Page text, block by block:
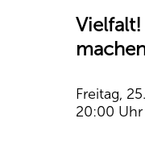
Vielfalt!
Freitag,
20:00 Uhr